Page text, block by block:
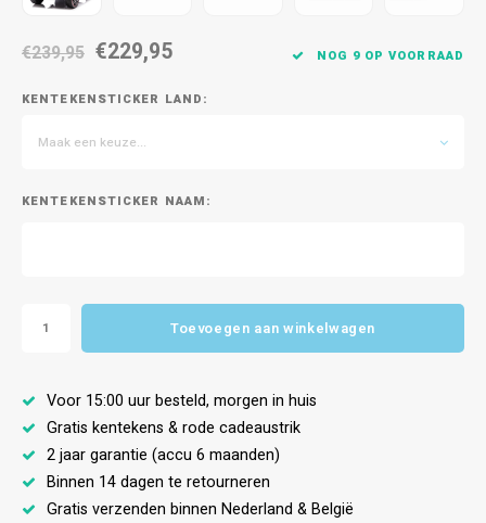
€239,95 €229,95 NOG 9 OP VOORRAAD
KENTEKENSTICKER LAND:
Maak een keuze...
KENTEKENSTICKER NAAM:
Toevoegen aan winkelwagen
Voor 15:00 uur besteld, morgen in huis
Gratis kentekens & rode cadeaustrik
2 jaar garantie (accu 6 maanden)
Binnen 14 dagen te retourneren
Gratis verzenden binnen Nederland & België